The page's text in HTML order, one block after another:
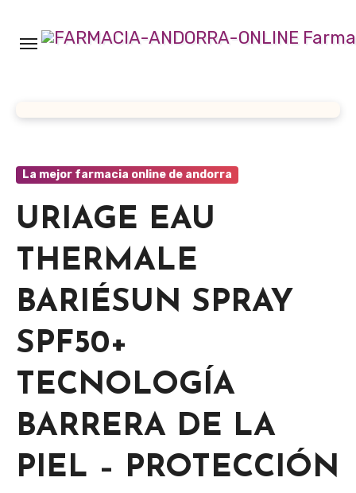
contenido
La mejor farmacia online de andorra
URIAGE EAU
THERMALE
BARIÉSUN SPRAY
SPF50+
TECNOLOGÍA
BARRERA DE LA
PIEL – PROTECCIÓN